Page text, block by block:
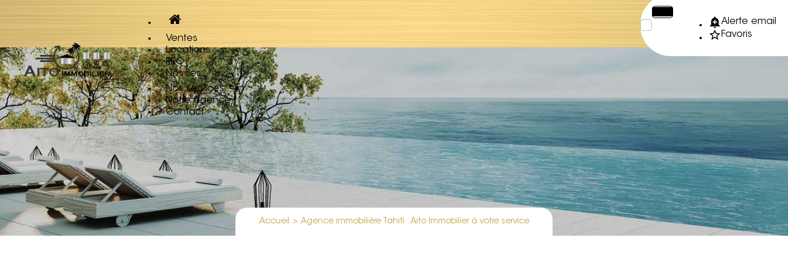
Alerte email
Favoris
Ventes
Locations
PRO
Nos îles
Nos services
Notre agence
Contact
Accueil > Agence immobilière Tahiti : Aito Immobilier à votre service